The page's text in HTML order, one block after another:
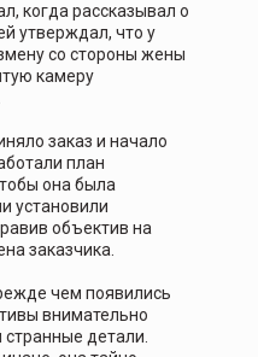
когда рассказывал о
утверждал, что у
со стороны жены
камеру
заказ и начало
план
она была
установили
объектив на
заказчика.
чем появились
внимательно
детали.